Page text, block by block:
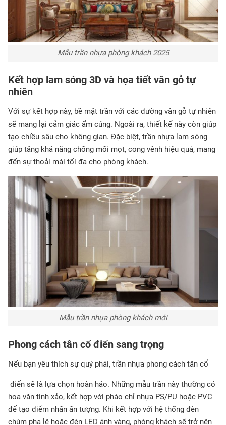
Mẫu trần nhựa phòng khách 2025
Kết hợp lam sóng 3D và họa tiết vân gỗ tự
nhiên
Với sự kết hợp này, bề mặt trần với các đường vân gỗ tự nhiên
sẽ mang lại cảm giác ấm cúng. Ngoài ra, thiết kế này còn giúp
tạo chiều sâu cho không gian. Đặc biệt, trần nhựa lam sóng
giúp tăng khả năng chống mối mọt, cong vênh hiệu quả, mang
đến sự thoải mái tối đa cho phòng khách.
Mẫu trần nhựa phòng khách mới
Phong cách tân cổ điển sang trọng
Nếu bạn yêu thích sự quý phái, trần nhựa phong cách tân cổ
điển sẽ là lựa chọn hoàn hảo. Những mẫu trần này thường có
hoa văn tinh xảo, kết hợp với phào chỉ nhựa PS/PU hoặc PVC
để tạo điểm nhấn ấn tượng. Khi kết hợp với hệ thống đèn
chùm pha lê hoặc đèn LED ánh vàng, phòng khách sẽ trở nên